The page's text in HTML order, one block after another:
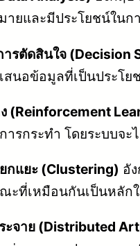
ยและมีประโยชน์ในก
รตัดสินใจ (Decision
สนอข้อมูลที่เป็นประโย
(Reinforcement
รกระทำ โดยระบบจะ
กแยะ (Clustering) อั
ที่เหมือนกันเป็นหลัก
จาย (Distributed